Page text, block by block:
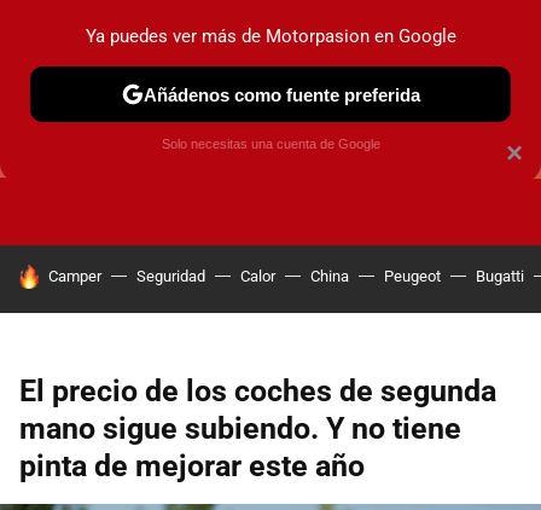
GUÍAS DE COMPRA OFERTAS DE COCHES CONSEJOS
HOY SE HABLA DE
Camper Seguridad Calor China Peugeot Bugatti
El precio de los coches de segunda
mano sigue subiendo. Y no tiene
pinta de mejorar este año
×
Ya puedes ver más de Motorpasion en Google
Añádenos como fuente preferida
Solo necesitas una cuenta de Google